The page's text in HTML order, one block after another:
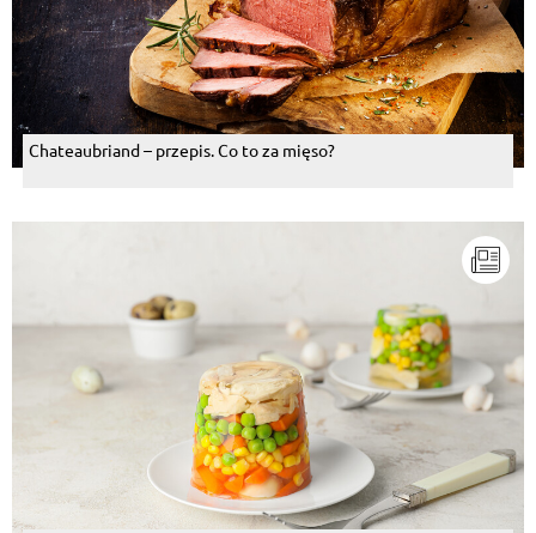
Chateaubriand – przepis. Co to za mięso?